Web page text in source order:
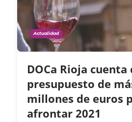
Actualidad
DOCa Rioja cuenta
presupuesto de
millones de euros
afrontar 2021